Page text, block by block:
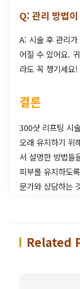
Q: 관리 방법
A: 시술 후 관리
어질 수 있어요.
라도 꼭 챙기세요!
결론
300샷 리프팅 시
오래 유지하기 위
서 설명한 방법들
피부를 유지하도
문가와 상담하는
Related